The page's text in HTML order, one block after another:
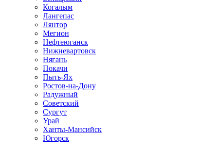
Когалым
Лангепас
Лянтор
Мегион
Нефтеюганск
Нижневартовск
Нягань
Покачи
Пыть-Ях
Рoстов-на-Дону
Радужный
Советский
Сургут
Урай
Ханты-Мансийск
Югорск